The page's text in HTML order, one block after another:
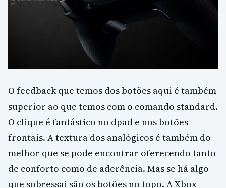
O feedback que temos dos botões aqui é também
superior ao que temos com o comando standard.
O clique é fantástico no dpad e nos botões
frontais. A textura dos analógicos é também do
melhor que se pode encontrar oferecendo tanto
de conforto como de aderência. Mas se há algo
que sobressai são os botões no topo. A Xbox